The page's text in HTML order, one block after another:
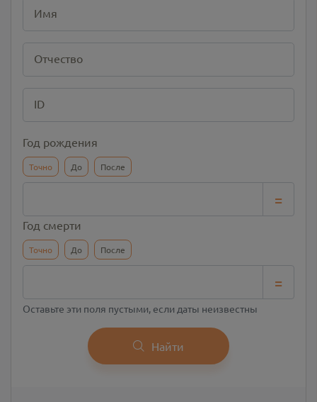
Имя
Отчество
ID
Год рождения
Точно До После
=
Год смерти
Точно До После
=
Оставьте эти поля пустыми, если даты неизвестны
Найти